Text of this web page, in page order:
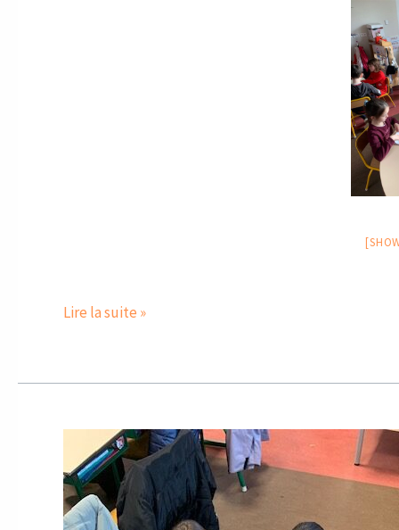
Lire la suite »
matinée
placée
sous